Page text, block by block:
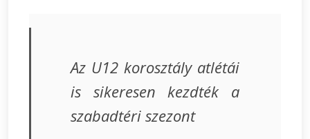
Az U12 korosztály atlétái
is sikeresen kezdték a
szabadtéri szezont